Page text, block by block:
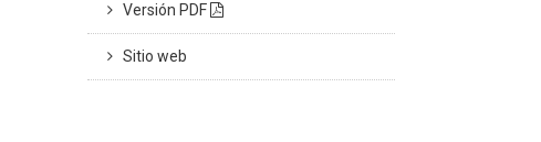
Versión PDF
Sitio web